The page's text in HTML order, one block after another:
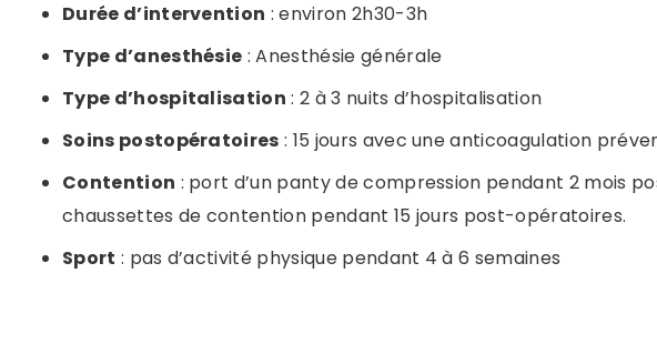
Durée d’intervention : environ 2h30-3h
Type d’anesthésie : Anesthésie générale
Type d’hospitalisation : 2 à 3 nuits d’hospitalisation
Soins postopératoires : 15 jours avec une anticoagulation
Contention : port d’un panty de compression pendant 2 mois
chaussettes de contention pendant 15 jours post-opératoires.
Sport : pas d’activité physique pendant 4 à 6 semaines